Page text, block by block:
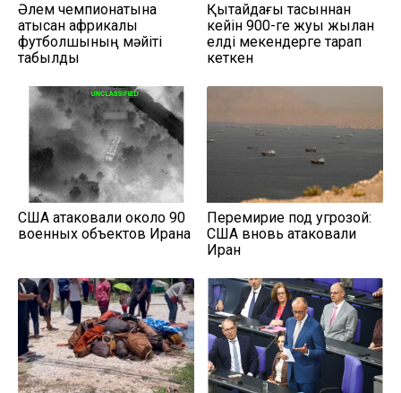
Әлем чемпионатына
қатысқан африкалық
футболшының мәйіті
табылды
Қытайдағы тасқыннан
кейін 900-ге жуық жылан
елді мекендерге тарап
кеткен
США атаковали около 90
военных объектов Ирана
Перемирие под угрозой:
США вновь атаковали
Иран